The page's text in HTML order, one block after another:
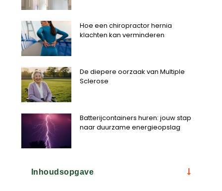
Hoe een chiropractor hernia
klachten kan verminderen
De diepere oorzaak van Multiple
Sclerose
Batterijcontainers huren: jouw stap
naar duurzame energieopslag
Inhoudsopgave